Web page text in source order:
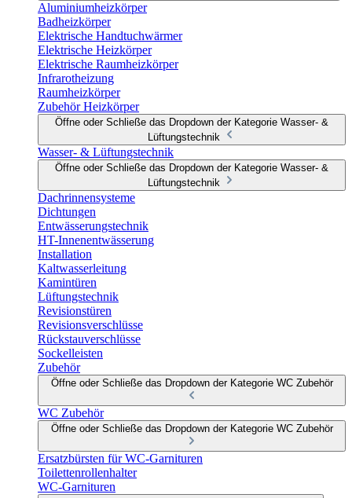
Aluminiumheizkörper
Badheizkörper
Elektrische Handtuchwärmer
Elektrische Heizkörper
Elektrische Raumheizkörper
Infrarotheizung
Raumheizkörper
Zubehör Heizkörper
Öffne oder Schließe das Dropdown der Kategorie Wasser- &
Lüftungstechnik
Wasser- & Lüftungstechnik
Öffne oder Schließe das Dropdown der Kategorie Wasser- &
Lüftungstechnik
Dachrinnensysteme
Dichtungen
Entwässerungstechnik
HT-Innenentwässerung
Installation
Kaltwasserleitung
Kamintüren
Lüftungstechnik
Revisionstüren
Revisionsverschlüsse
Rückstauverschlüsse
Sockelleisten
Zubehör
Öffne oder Schließe das Dropdown der Kategorie WC Zubehör
WC Zubehör
Öffne oder Schließe das Dropdown der Kategorie WC Zubehör
Ersatzbürsten für WC-Garnituren
Toilettenrollenhalter
WC-Garnituren